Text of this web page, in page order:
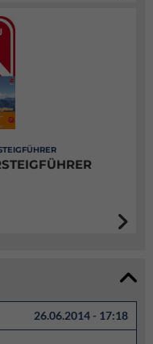
26.06.2014 - 17:18